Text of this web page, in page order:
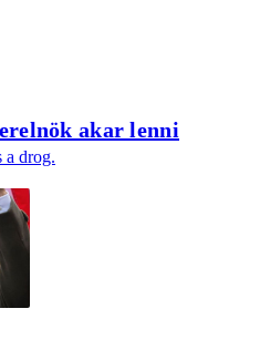
akar lenni
a drog.